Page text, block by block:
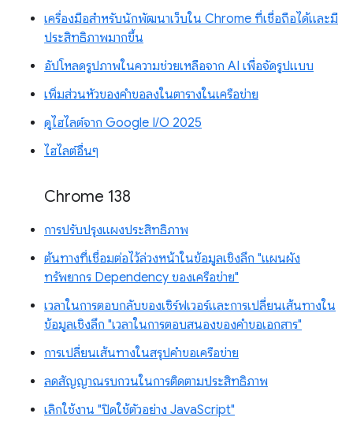
เครื่องมือสำหรับนักพัฒนาเว็บใน Chrome ที่เชื่อถือได้และมี
ประสิทธิภาพมากขึ้น
อัปโหลดรูปภาพในความช่วยเหลือจาก AI เพื่อจัดรูปแบบ
เพิ่มส่วนหัวของคำขอลงในตารางในเครือข่าย
ดูไฮไลต์จาก Google I/O 2025
ไฮไลต์อื่นๆ
Chrome 138
การปรับปรุงแผงประสิทธิภาพ
ต้นทางที่เชื่อมต่อไว้ล่วงหน้าในข้อมูลเชิงลึก "แผนผัง
ทรัพยากร Dependency ของเครือข่าย"
เวลาในการตอบกลับของเซิร์ฟเวอร์และการเปลี่ยนเส้นทางใน
ข้อมูลเชิงลึก "เวลาในการตอบสนองของคำขอเอกสาร"
การเปลี่ยนเส้นทางในสรุปคำขอเครือข่าย
ลดสัญญาณรบกวนในการติดตามประสิทธิภาพ
เลิกใช้งาน "ปิดใช้ตัวอย่าง JavaScript"